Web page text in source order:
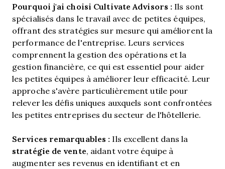
Pourquoi j'ai choisi Cultivate Advisors : Ils sont
spécialisés dans le travail avec de petites équipes,
offrant des stratégies sur mesure qui améliorent la
performance de l'entreprise. Leurs services
comprennent la gestion des opérations et la
gestion financière, ce qui est essentiel pour aider
les petites équipes à améliorer leur efficacité. Leur
approche s'avère particulièrement utile pour
relever les défis uniques auxquels sont confrontées
les petites entreprises du secteur de l'hôtellerie.
Services remarquables : Ils excellent dans la
stratégie de vente, aidant votre équipe à
augmenter ses revenus en identifiant et en